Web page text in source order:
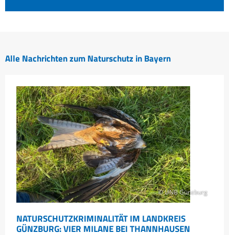
Alle Nachrichten zum Naturschutz in Bayern
© UNB Günzburg
NATURSCHUTZKRIMINALITÄT IM LANDKREIS
GÜNZBURG: VIER MILANE BEI THANNHAUSEN